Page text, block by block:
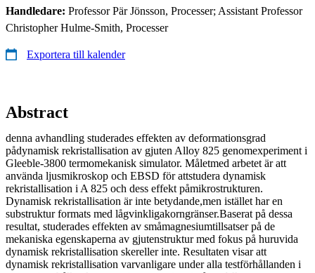
Handledare: Professor Pär Jönsson, Processer; Assistant Professor
Christopher Hulme-Smith, Processer
Exportera till kalender
Abstract
denna avhandling studerades effekten av deformationsgrad
pådynamisk rekristallisation av gjuten Alloy 825 genomexperiment i
Gleeble-3800 termomekanisk simulator. Måletmed arbetet är att
använda ljusmikroskop och EBSD för attstudera dynamisk
rekristallisation i A 825 och dess effekt påmikrostrukturen.
Dynamisk rekristallisation är inte betydande,men istället har en
substruktur formats med lågvinkligakorngränser.Baserat på dessa
resultat, studerades effekten av småmagnesiumtillsatser på de
mekaniska egenskaperna av gjutenstruktur med fokus på huruvida
dynamisk rekristallisation skereller inte. Resultaten visar att
dynamisk rekristallisation varvanligare under alla testförhållanden i